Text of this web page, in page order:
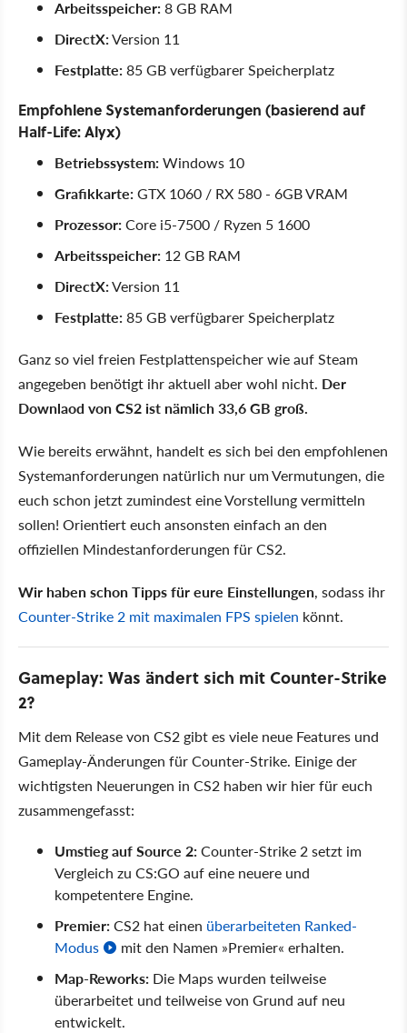
Arbeitsspeicher:8 GB RAM
DirectX:Version 11
Festplatte:85 GB verfügbarer Speicherplatz
Empfohlene Systemanforderungen (basierend auf
Half-Life: Alyx)
Betriebssystem:Windows 10
Grafikkarte:GTX 1060 / RX 580 - 6GB VRAM
Prozessor:Core i5-7500 / Ryzen 5 1600
Arbeitsspeicher: 12 GB RAM
DirectX:Version 11
Festplatte:85 GB verfügbarer Speicherplatz
Ganz so viel freien Festplattenspeicher wie auf Steam
angegeben benötigt ihr aktuell aber wohl nicht. Der
Downlaod von CS2 ist nämlich 33,6 GB groß.
Wie bereits erwähnt, handelt es sich bei den empfohlenen
Systemanforderungen natürlich nur um Vermutungen, die
euch schon jetzt zumindest eine Vorstellung vermitteln
sollen! Orientiert euch ansonsten einfach an den
offiziellen Mindestanforderungen für CS2.
Wir haben schon Tipps für eure Einstellungen, sodass ihr
Counter-Strike 2 mit maximalen FPS spielen könnt.
Gameplay: Was ändert sich mit Counter-Strike
2?
Mit dem Release von CS2 gibt es viele neue Features und
Gameplay-Änderungen für Counter-Strike. Einige der
wichtigsten Neuerungen in CS2 haben wir hier für euch
zusammengefasst:
Umstieg auf Source 2:Counter-Strike 2 setzt im
Vergleich zu CS:GO auf eine neuere und
kompetentere Engine.
Premier:CS2 hat einen überarbeiteten Ranked-
Modus
mit den Namen Premier erhalten.
Map-Reworks: Die Maps wurden teilweise
überarbeitet und teilweise von Grund auf neu
entwickelt.